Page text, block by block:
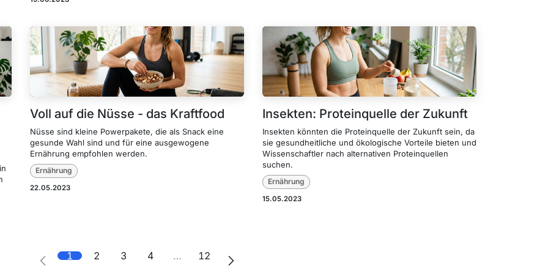
Voll auf die Nüsse - das Kraftfood
Nüsse sind kleine Powerpakete, die als Snack eine
gesunde Wahl sind und für eine ausgewogene
Ernährung empfohlen werden.
Ernährung
22.05.2023
Insekten: Proteinquelle der Zukunft
Insekten könnten die Proteinquelle der Zukunft sein, da
sie gesundheitliche und ökologische Vorteile bieten und
Wissenschaftler nach alternativen Proteinquellen
suchen.
Ernährung
15.05.2023
1 2 3 4 … 12